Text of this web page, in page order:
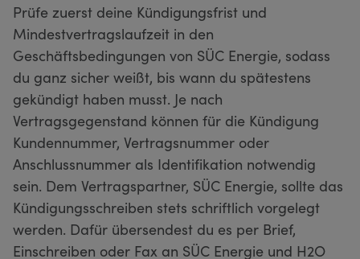
Prüfe zuerst deine Kündigungsfrist und
Mindestvertragslaufzeit in den
Geschäftsbedingungen von SÜC Energie, sodass
du ganz sicher weißt, bis wann du spätestens
gekündigt haben musst. Je nach
Vertragsgegenstand können für die Kündigung
Kundennummer, Vertragsnummer oder
Anschlussnummer als Identifikation notwendig
sein. Dem Vertragspartner, SÜC Energie, sollte das
Kündigungsschreiben stets schriftlich vorgelegt
werden. Dafür übersendest du es per Brief,
Einschreiben oder Fax an SÜC Energie und H2O